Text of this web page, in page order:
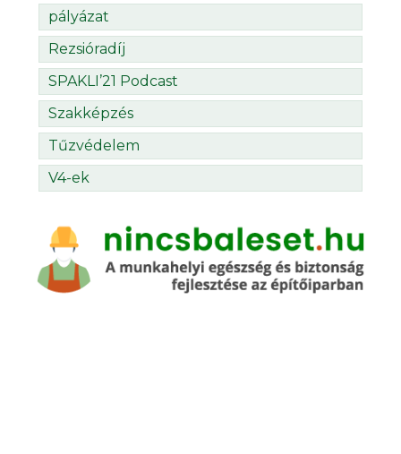
pályázat
Rezsióradíj
SPAKLI’21 Podcast
Szakképzés
Tűzvédelem
V4-ek